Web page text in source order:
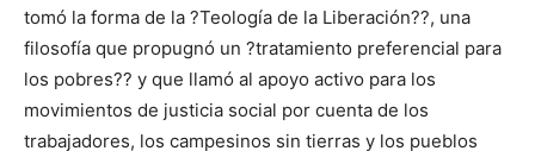
tomó la forma de la ?Teología de la Liberación??, una
filosofía que propugnó un ?tratamiento preferencial para
los pobres?? y que llamó al apoyo activo para los
movimientos de justicia social por cuenta de los
trabajadores, los campesinos sin tierras y los pueblos